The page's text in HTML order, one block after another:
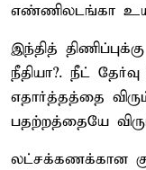
எண்ணிலடங்கா
இந்தித்
நீதியா?. நீட்
எதார்த்தத்தை
பதற்றத்தையே
லட்சக்கணக்கான